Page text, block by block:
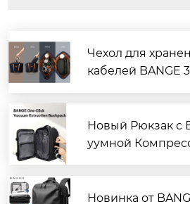
Чехол для
кабелей BANGE
рощайте
к в поездках
Новый Рюкзак с
уумной
Новинка от